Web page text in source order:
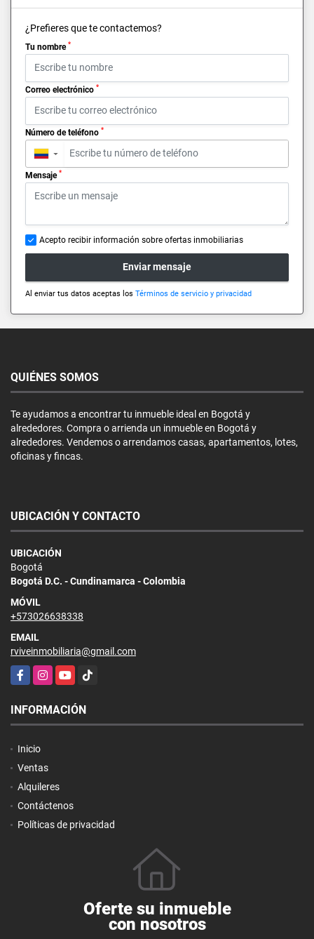
¿Prefieres que te contactemos?
Tu nombre *
Correo electrónico *
Número de teléfono *
▼
Mensaje *
Acepto recibir información sobre ofertas inmobiliarias
Enviar mensaje
Al enviar tus datos aceptas los Términos de servicio y privacidad
QUIÉNES SOMOS
Te ayudamos a encontrar tu inmueble ideal en Bogotá y
alrededores. Compra o arrienda un inmueble en Bogotá y
alrededores. Vendemos o arrendamos casas, apartamentos, lotes,
oficinas y fincas.
UBICACIÓN Y CONTACTO
UBICACIÓN
Bogotá
Bogotá D.C. - Cundinamarca - Colombia
MÓVIL
+573026638338
EMAIL
rviveinmobiliaria@gmail.com
FacebookInstagramYouTubeTikTok
INFORMACIÓN
Inicio
Ventas
Alquileres
Contáctenos
Políticas de privacidad
Oferte su inmueble
con nosotros